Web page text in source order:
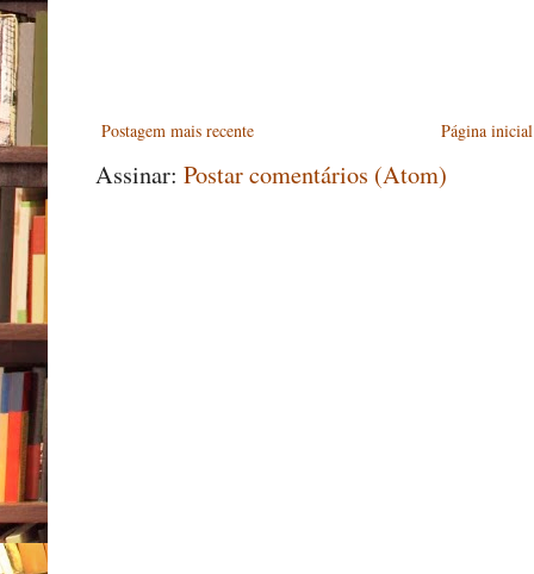
Postagem mais recente Página inicial
Assinar: Postar comentários (Atom)